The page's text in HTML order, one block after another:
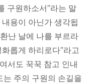
구원하소서”라는 말
용이 아닌가 생각됩
난 날에 나를 부르라
롭게 하리로다”라고
서도 꾹꾹 참고 인내
는 주의 구원의 손길을